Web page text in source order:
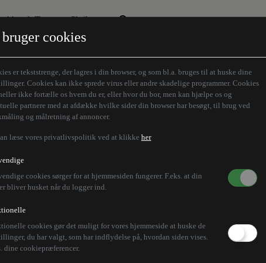
cookies
er tekststrenge, der lagres i din browser, og som bl.a. bruges til at huske dine
Cookies kan ikke sprede virus eller andre skadelige programmer. Cookies
ikke fortælle os hvem du er, eller hvor du bor, men kan hjælpe os og
partnere med at afdække hvilke sider din browser har besøgt, til brug ved
og målretning af annoncer.
læse vores privatlivspolitik ved at klikke her
cookies sørger for at hjemmesiden fungerer. F.eks. at din
bliver husket når du logger ind.
cookies gør det muligt for vores hjemmeside at huske de
du har valgt, som har indflydelse på, hvordan siden vises.
dine cookiepræferencer.
Aktuelt Tema
Den borgelige brille
Humaniora forfra
Store Danskere
Skribenter
Z-aksen